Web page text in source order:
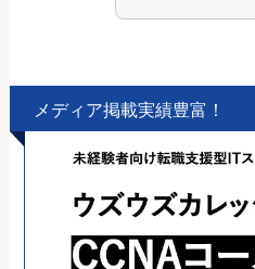
メディア掲載実績豊富！